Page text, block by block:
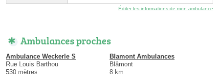
Éditer les informations de mon ambulance
Ambulances proches
Ambulance Weckerle S
Rue Louis Barthou
530 mètres
Blamont Ambulances
Blâmont
8 km